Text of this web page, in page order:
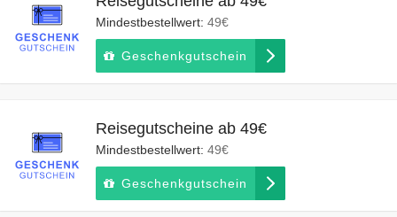
Mindestbestellwert: 49€
Geschenkgutschein
Reisegutscheine ab 49€
Mindestbestellwert: 49€
Geschenkgutschein